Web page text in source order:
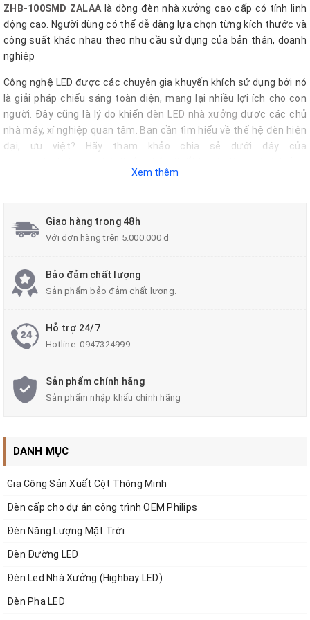
ZHB-100SMD ZALAAlà dòng đèn nhà xưởng cao cấp có tính linh
động cao. Người dùng có thể dễ dàng lựa chọn từng kích thước và
công suất khác nhau theo nhu cầu sử dụng của bản thân, doanh
nghiệp
Công nghệ LED được các chuyên gia khuyến khích sử dụng bởi nó
là giải pháp chiếu sáng toàn diện, mang lại nhiều lợi ích cho con
người. Đây cũng là lý do khiến đèn LED nhà xưởng được các chủ
nhà máy, xí nghiệp quan tâm. Bạn cần tìm hiểu về thế hệ đèn hiện
đại, ưu việt? Hãy tham khảo chia sẻ dưới đây của
cho nhiều môi trường công nghiệp khác nhau!
a. Đặc điểm
Xem thêm
Giao hàng trong 48h
Với đơn hàng trên 5.000.000 đ
Bảo đảm chất lượng
Sản phẩm bảo đảm chất lượng.
Hỗ trợ 24/7
Hotline:0947324999
Sản phẩm chính hãng
Sản phẩm nhập khẩu chính hãng
DANH MỤC
Gia Công Sản Xuất Cột Thông Minh
Đèn cấp cho dự án công trình OEM Philips
Đèn Năng Lượng Mặt Trời
Đèn Đường LED
Đèn Led Nhà Xưởng (Highbay LED)
Đèn Pha LED